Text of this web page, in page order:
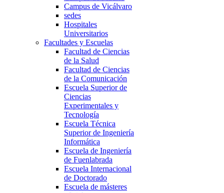
Campus de Vicálvaro
sedes
Hospitales
Universitarios
Facultades y Escuelas
Facultad de Ciencias
de la Salud
Facultad de Ciencias
de la Comunicación
Escuela Superior de
Ciencias
Experimentales y
Tecnología
Escuela Técnica
Superior de Ingeniería
Informática
Escuela de Ingeniería
de Fuenlabrada
Escuela Internacional
de Doctorado
Escuela de másteres